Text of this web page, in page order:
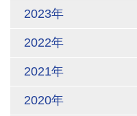
2023年
2022年
2021年
2020年